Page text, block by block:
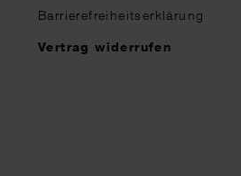
Barrierefreiheitserklärung
Vertrag widerrufen